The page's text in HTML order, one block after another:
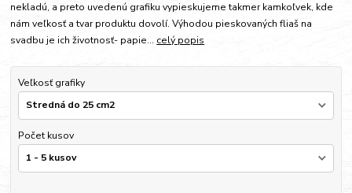
nekladú, a preto uvedenú grafiku vypieskujeme takmer kamkoľvek, kde
nám veľkosť a tvar produktu dovolí. Výhodou pieskovaných fliaš na
svadbu je ich životnosť- papie... celý popis
Veľkosť grafiky
Počet kusov